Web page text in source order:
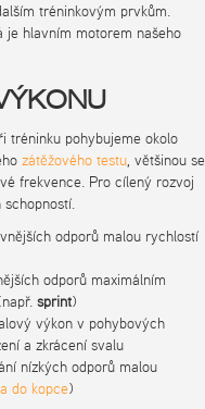
tréninkovým prvkům.
je hlavním motorem našeho
tréninku pohybujeme okolo
zátěžového testu, většinou se
frekvence. Pro cílený rozvoj
odporů malou rychlostí
odporů maximálním
sprint)
výkon v pohybových
a zkrácení svalu
nízkých odporů malou
do kopce)